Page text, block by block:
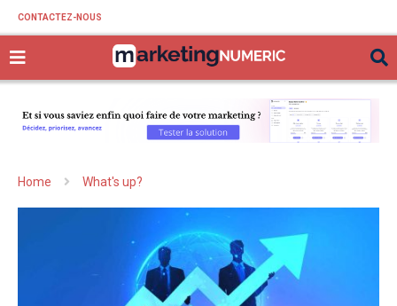
CONTACTEZ-NOUS
Home What's up?